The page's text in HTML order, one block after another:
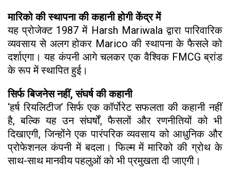
मारिको की स्थापना की कहानी होगी केंद्र में
यह प्रोजेक्ट 1987 में Harsh Mariwala द्वारा पारिवारिक
व्यवसाय से अलग होकर Marico की स्थापना के फैसले को
दर्शाएगा। यह कंपनी आगे चलकर एक वैश्विक FMCG ब्रांड
के रूप में स्थापित हुई।
सिर्फ बिजनेस नहीं, संघर्ष की कहानी
‘हर्ष रियलिटीज’ सिर्फ एक कॉर्पोरेट सफलता की कहानी नहीं
है, बल्कि यह उन संघर्षों, फैसलों और रणनीतियों को भी
दिखाएगी, जिन्होंने एक पारंपरिक व्यवसाय को आधुनिक और
प्रोफेशनल कंपनी में बदला। फिल्म में मारिको की ग्रोथ के
साथ-साथ मानवीय पहलुओं को भी प्रमुखता दी जाएगी।